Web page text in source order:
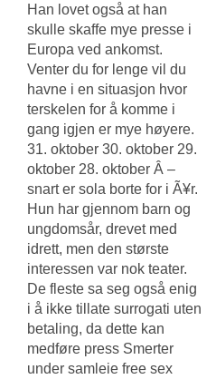
Han lovet også at han
skulle skaffe mye presse i
Europa ved ankomst.
Venter du for lenge vil du
havne i en situasjon hvor
terskelen for å komme i
gang igjen er mye høyere.
31. oktober 30. oktober 29.
oktober 28. oktober Â –
snart er sola borte for i Ã¥r.
Hun har gjennom barn og
ungdomsår, drevet med
idrett, men den største
interessen var nok teater.
De fleste sa seg også enig
i å ikke tillate surrogati uten
betaling, da dette kan
medføre press Smerter
under samleie free sex